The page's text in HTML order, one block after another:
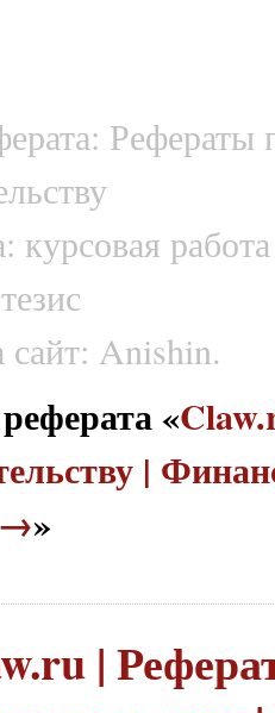
Рефераты
курсовая
сайт: Anishin.
«
|
→»
|